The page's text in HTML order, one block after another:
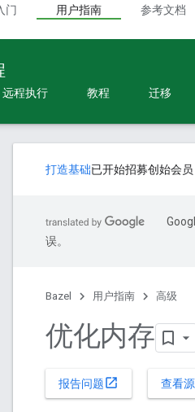
门 用户指南 参考文档
远程执行 教程 迁移
打造基础已开始招募创始会员
误。
Bazel 用户指南 高级
优化内存
报告问题 open_in_new 查看